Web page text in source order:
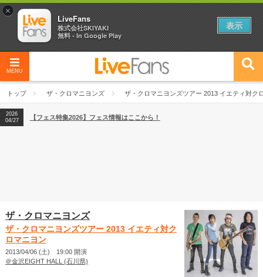
MENU
トップ ザ・クロマニヨンズ ザ・クロマニヨンズツアー 2013 イエティ対ク
2026
04/27
2026
【ライブ動員ランキング】2026年上半期編発表！
2026
04/27
【フェス特集2026】フェス情報はここから！
ザ・クロマニヨンズ
ザ・クロマニヨンズツアー 2013 イエティ対ク
ロマニヨン
2013/04/06 (土) 19:00 開演
＠金沢EIGHT HALL (石川県)
×
LiveFans
株式会社SKIYAKI
無料 - In Google Play
表示